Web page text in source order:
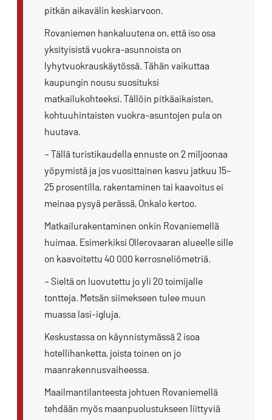
pitkän aikavälin keskiarvoon.
Rovaniemen hankaluutena on, että iso osa
yksityisistä vuokra-asunnoista on
lyhytvuokrauskäytössä. Tähän vaikuttaa
kaupungin nousu suosituksi
matkailukohteeksi. Tällöin pitkäaikaisten,
kohtuuhintaisten vuokra-asuntojen pula on
huutava.
– Tällä turistikaudella ennuste on 2 miljoonaa
yöpymistä ja jos vuosittainen kasvu jatkuu 15–
25 prosentilla, rakentaminen tai kaavoitus ei
meinaa pysyä perässä, Onkalo kertoo.
Matkailurakentaminen onkin Rovaniemellä
huimaa. Esimerkiksi Ollerovaaran alueelle sille
on kaavoitettu 40 000 kerrosneliömetriä.
– Sieltä on luovutettu jo yli 20 toimijalle
tontteja. Metsän siimekseen tulee muun
muassa lasi-igluja.
Keskustassa on käynnistymässä 2 isoa
hotellihanketta, joista toinen on jo
maanrakennusvaiheessa.
Maailmantilanteesta johtuen Rovaniemellä
tehdään myös maanpuolustukseen liittyviä